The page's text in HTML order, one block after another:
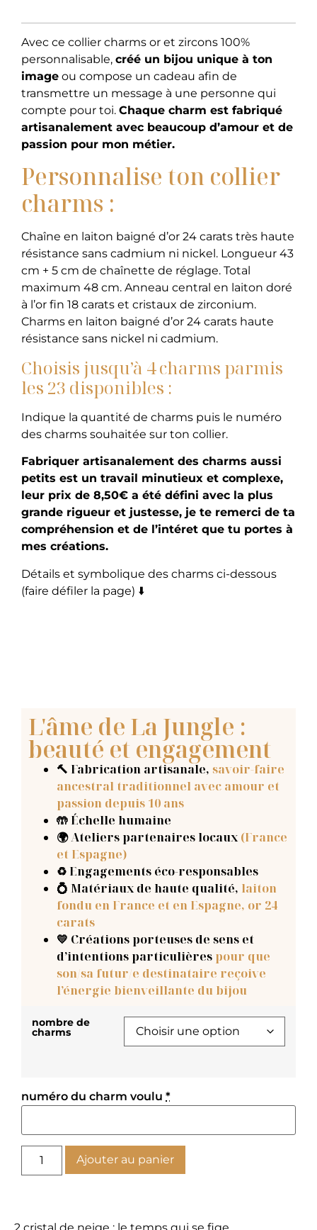
Avec ce collier charms or et zircons 100%
personnalisable, créé un bijou unique à ton
image ou compose un cadeau afin de
transmettre un message à une personne qui
compte pour toi. Chaque charm est fabriqué
artisanalement avec beaucoup d’amour et de
passion pour mon métier.
Personnalise ton collier
charms :
Chaîne en laiton baigné d’or 24 carats très haute
résistance sans cadmium ni nickel. Longueur 43
cm + 5 cm de chaînette de réglage. Total
maximum 48 cm. Anneau central en laiton doré
à l’or fin 18 carats et cristaux de zirconium.
Charms en laiton baigné d’or 24 carats haute
résistance sans nickel ni cadmium.
Choisis jusqu’à 4 charms parmis
les 23 disponibles :
Indique la quantité de charms puis le numéro
des charms souhaitée sur ton collier.
Fabriquer artisanalement des charms aussi
petits est un travail minutieux et complexe,
leur prix de 8,50€ a été défini avec la plus
grande rigueur et justesse, je te remerci de ta
compréhension et de l’intéret que tu portes à
mes créations.
Détails et symbolique des charms ci-dessous
(faire défiler la page) ⬇️
L'âme de La Jungle :
beauté et engagement
🔨 Fabrication artisanale, savoir-faire
ancestral traditionnel avec amour et
passion depuis 10 ans
🤲 Échelle humaine
🌍 Ateliers partenaires locaux (France
et Espagne)
♻️ Engagements éco-responsables
💍 Matériaux de haute qualité, laiton
fondu en France et en Espagne, or 24
carats
💛 Créations porteuses de sens et
d’intentions particulières pour que
son/sa futur/e destinataire reçoive
l’énergie bienveillante du bijou
nombre de
charms
numéro du charm voulu *
Ajouter au panier
2 cristal de neige : le temps qui se fige,